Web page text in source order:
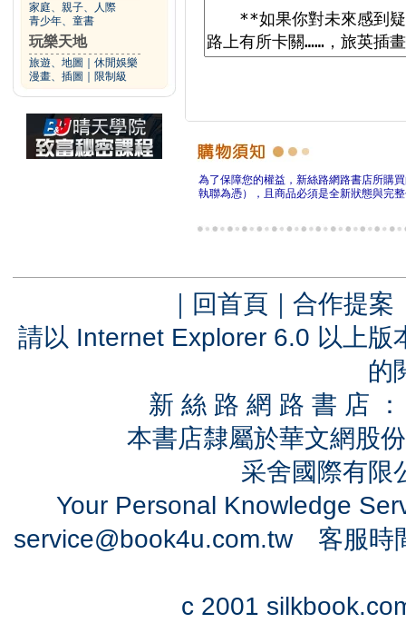
家庭、親子、人際
青少年、童書
玩樂天地
旅遊、地圖
休閒娛樂
漫畫、插圖
限制級
為了保障您的權益，新絲路網路書店所購
執聯為憑），且商品必須是全新狀態與完
｜ 回首頁 ｜ 合作提案
請以 Internet Explorer 6.0 以上
的
新 絲 路 網 路 書 店
本書店隸屬於華文網股
采舍國際有
Your Personal Knowledge
service@book4u.com.tw客服時
c 2001